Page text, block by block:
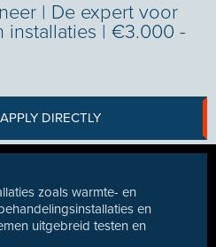
| De expert voor
| €3.000 -
DIRECTLY
zoals warmte- en
en
uitgebreid testen en